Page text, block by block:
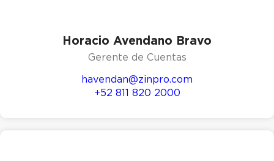
Horacio Avendano Bravo
Gerente de Cuentas
havendan@zinpro.com
+52 811 820 2000